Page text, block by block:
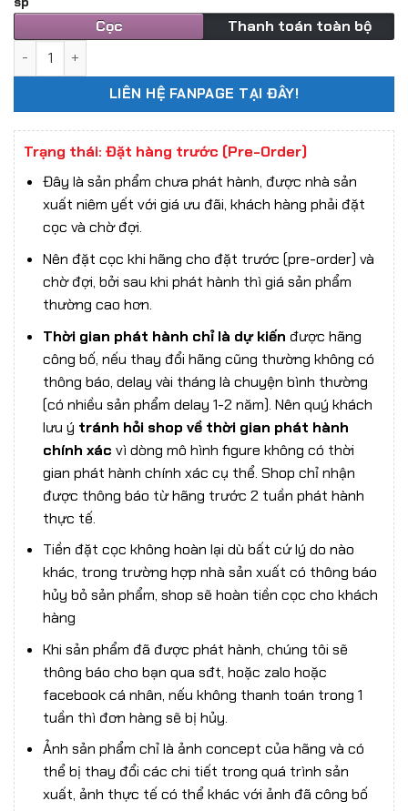
Cọc Thanh toán toàn bộ
LIÊN HỆ FANPAGE TẠI ĐÂY!
Trạng thái: Đặt hàng trước (Pre-Order)
Đây là sản phẩm chưa phát hành, được nhà sản
xuất niêm yết với giá ưu đãi, khách hàng phải đặt
cọc và chờ đợi.
Nên đặt cọc khi hãng cho đặt trước (pre-order) và
chờ đợi, bởi sau khi phát hành thì giá sản phẩm
thường cao hơn.
Thời gian phát hành chỉ là dự kiến được hãng
công bố, nếu thay đổi hãng cũng thường không có
thông báo, delay vài tháng là chuyện bình thường
(có nhiều sản phẩm delay 1-2 năm). Nên quý khách
lưu ý tránh hỏi shop về thời gian phát hành
chính xác vì dòng mô hình figure không có thời
gian phát hành chính xác cụ thể. Shop chỉ nhận
được thông báo từ hãng trước 2 tuần phát hành
thực tế.
Tiền đặt cọc không hoàn lại dù bất cứ lý do nào
khác, trong trường hợp nhà sản xuất có thông báo
hủy bỏ sản phẩm, shop sẽ hoàn tiền cọc cho khách
hàng
Khi sản phẩm đã được phát hành, chúng tôi sẽ
thông báo cho bạn qua sđt, hoặc zalo hoặc
facebook cá nhân, nếu không thanh toán trong 1
tuần thì đơn hàng sẽ bị hủy.
Ảnh sản phẩm chỉ là ảnh concept của hãng và có
thể bị thay đổi các chi tiết trong quá trình sản
xuất, ảnh thực tế có thể khác với ảnh đã công bố